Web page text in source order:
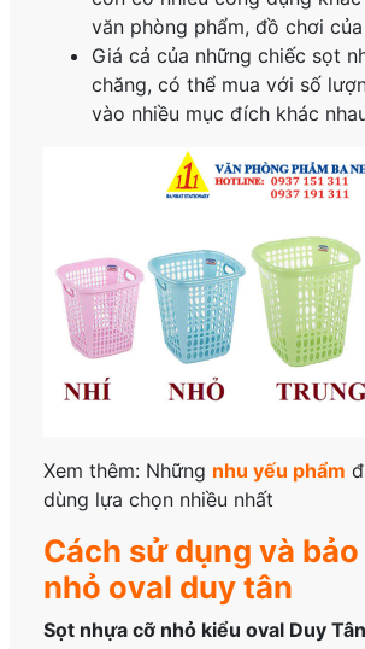
văn phòng phẩm, đồ chơi
Giá cả của những chiếc sọt
chăng, có thể mua với số
vào nhiều mục đích khác
Xem thêm: Những nhu yếu phẩm
dùng lựa chọn nhiều nhất
Cách sử dụng và
nhỏ oval duy tân
Sọt nhựa cỡ nhỏ kiểu oval Duy Tân